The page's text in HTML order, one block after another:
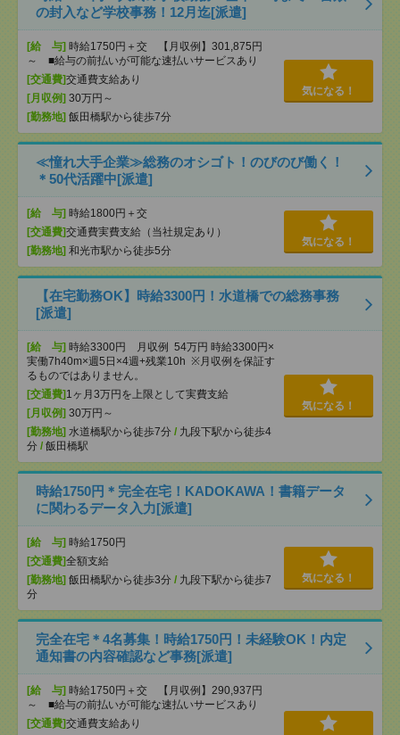
の封入など学校事務！12月迄[派遣]
[給 与] 時給1750円＋交 【月収例】301,875円
～ ■給与の前払いが可能な速払いサービスあり
[交通費]交通費支給あり
[月収例] 30万円～
[勤務地] 飯田橋駅から徒歩7分
気になる！
≪憧れ大手企業≫総務のオシゴト！のびのび働く！
＊50代活躍中[派遣]
[給 与] 時給1800円＋交
[交通費]交通費実費支給（当社規定あり）
[勤務地] 和光市駅から徒歩5分
気になる！
【在宅勤務OK】時給3300円！水道橋での総務事務
[派遣]
[給 与] 時給3300円 月収例 54万円 時給3300円×
実働7h40m×週5日×4週+残業10h ※月収例を保証す
るものではありません。
[交通費] 1ヶ月3万円を上限として実費支給
[月収例] 30万円～
[勤務地] 水道橋駅から徒歩7分 / 九段下駅から徒歩4
分 / 飯田橋駅
気になる！
時給1750円＊完全在宅！KADOKAWA！書籍データ
に関わるデータ入力[派遣]
[給 与] 時給1750円
[交通費]全額支給
[勤務地] 飯田橋駅から徒歩3分 / 九段下駅から徒歩7
分
気になる！
完全在宅＊4名募集！時給1750円！未経験OK！内定
通知書の内容確認など事務[派遣]
[給 与] 時給1750円＋交 【月収例】290,937円
～ ■給与の前払いが可能な速払いサービスあり
[交通費]交通費支給あり